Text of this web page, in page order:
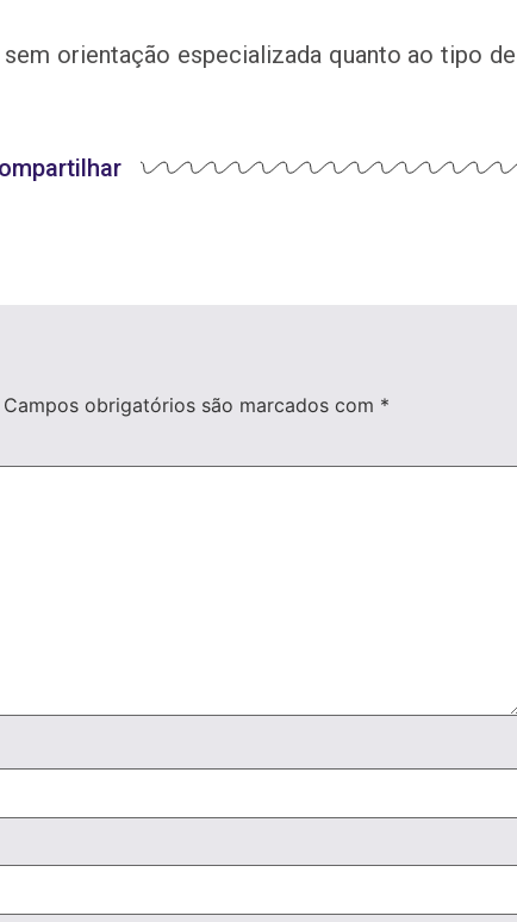
orientação especializada quanto ao tipo de
Campos obrigatórios são marcados com *